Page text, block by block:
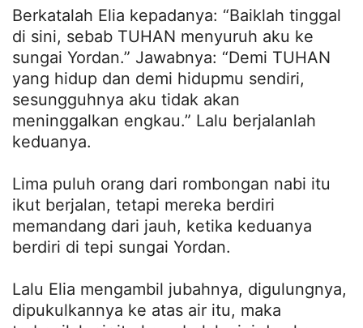
Berkatalah Elia kepadanya: “Baiklah tinggal
di sini, sebab TUHAN menyuruh aku ke
sungai Yordan.” Jawabnya: “Demi TUHAN
yang hidup dan demi hidupmu sendiri,
sesungguhnya aku tidak akan
meninggalkan engkau.” Lalu berjalanlah
keduanya.
Lima puluh orang dari rombongan nabi itu
ikut berjalan, tetapi mereka berdiri
memandang dari jauh, ketika keduanya
berdiri di tepi sungai Yordan.
Lalu Elia mengambil jubahnya, digulungnya,
dipukulkannya ke atas air itu, maka